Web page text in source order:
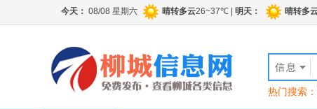
信息
热门搜索：